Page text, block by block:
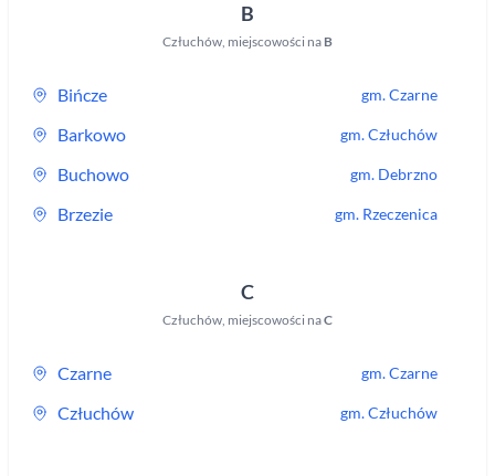
B
Człuchów, miejscowości na B
Bińcze gm.Czarne
Barkowo gm.Człuchów
Buchowo gm. Debrzno
Brzezie gm. Rzeczenica
C
Człuchów, miejscowości naC
Czarne gm.Czarne
Człuchów gm.Człuchów